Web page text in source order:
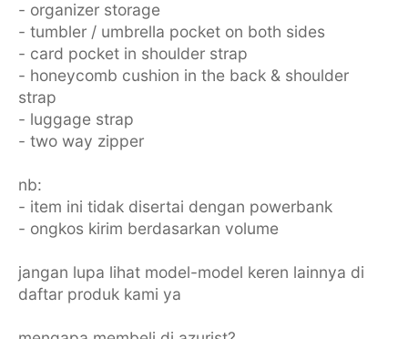
- organizer storage
- tumbler / umbrella pocket on both sides
- card pocket in shoulder strap
- honeycomb cushion in the back & shoulder
strap
- luggage strap
- two way zipper
nb:
- item ini tidak disertai dengan powerbank
- ongkos kirim berdasarkan volume
jangan lupa lihat model-model keren lainnya di
daftar produk kami ya